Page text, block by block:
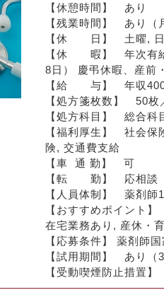
【休憩時間】　あり
【残業時間】　あり（
【休　　日】　土曜,
【休　　暇】　年次
8日） 慶弔休暇、産前
【給　　与】　年収
【処方箋枚数】　50枚
【処方科目】　総合科
【福利厚生】　社会
険, 交通費支給
【車  通 勤】　可
【転　　勤】　応相談
【人員体制】　薬剤師
【おすすめポイント
在宅業務あり, 産休・
【応募条件】 薬剤師
【試用期間】　あり
【受動喫煙防止措置】